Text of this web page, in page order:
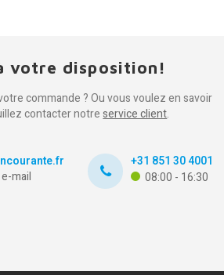
votre disposition!
commande ? Ou vous voulez en savoir
contacter notreservice client.
mail
+31 851 30 4001
08:00 - 16:30